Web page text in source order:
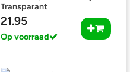
Transparant
21.95
Op voorraad